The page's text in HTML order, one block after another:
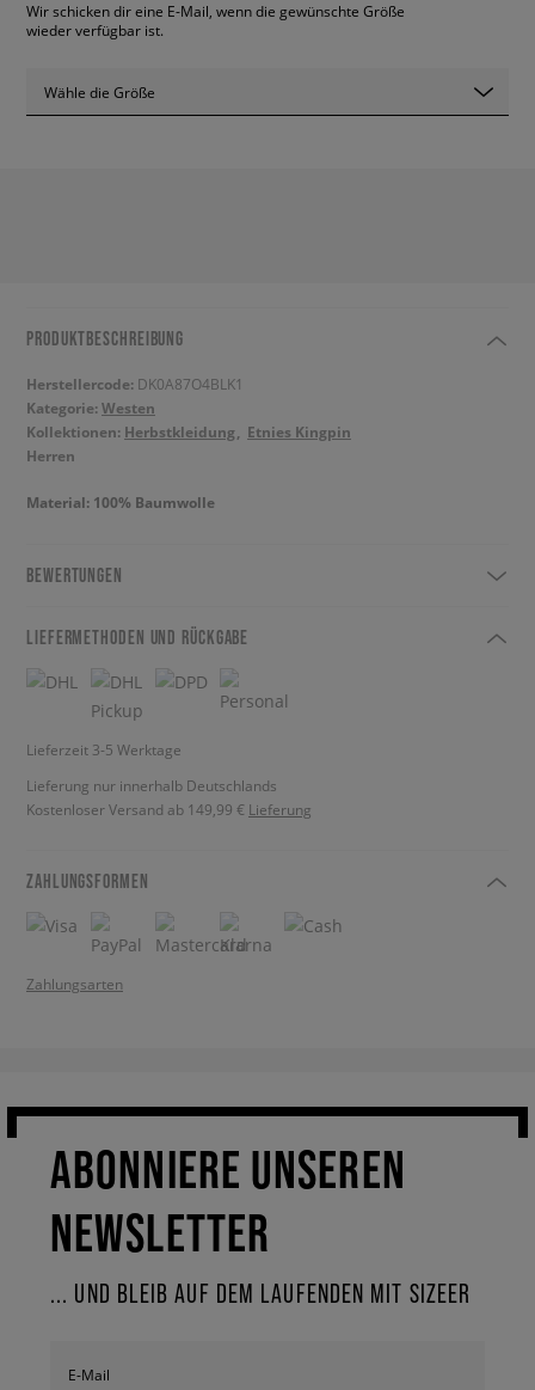
Wir schicken dir eine E-Mail, wenn die gewünschte Größe
wieder verfügbar ist.
Wähle die Größe
PRODUKTBESCHREIBUNG
Herstellercode: DK0A87O4BLK1
Kategorie:Westen
Kollektionen: Herbstkleidung
Etnies Kingpin
Herren
Material: 100% Baumwolle
BEWERTUNGEN
LIEFERMETHODEN UND RÜCKGABE
Lieferzeit 3-5 Werktage
Lieferung nur innerhalb Deutschlands
Kostenloser Versand ab 149,99 € Lieferung
ZAHLUNGSFORMEN
Zahlungsarten
ABONNIERE UNSEREN
NEWSLETTER
... UND BLEIB AUF DEM LAUFENDEN MIT SIZEER
E-Mail